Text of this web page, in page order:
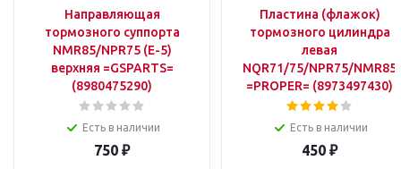
Направляющая
тормозного суппорта
NMR85/NPR75 (E-5)
верхняя =GSPARTS=
(8980475290)
Есть в наличии
750 ₽
Пластина (флажок)
тормозного цилиндра
левая
NQR71/75/NPR75/NMR85
=PROPER= (8973497430)
Есть в наличии
450 ₽